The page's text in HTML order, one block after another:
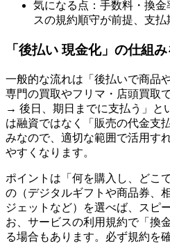
気になる点：手数料・換
スの規約順守が前提、支
「後払い 現金化」の仕組
一般的な流れは「後払いで商品
専門の買取やフリマ・店頭買取
→ 後日、期日までに支払う」と
は融資ではなく「販売の代金支
みなので、適切な範囲で活用す
やすくなります。
ポイントは「何を購入し、どこ
の（デジタルギフトや商品券、
ジェットなど）を選べば、スピ
お、サービスの利用規約で「換
る場合もあります。必ず規約を